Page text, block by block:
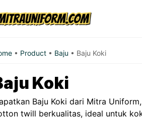
• Product • Baju • Baju Koki
Koki
Baju Koki dari Mitra
twill berkualitas, ideal untuk